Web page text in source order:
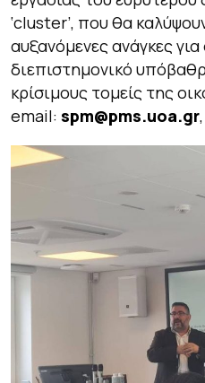
‘cluster’, που θα
αυξανόμενες ανάγκες
διεπιστημονικό
κρίσιμους τομείς της
email: spm@pms.uoa.gr